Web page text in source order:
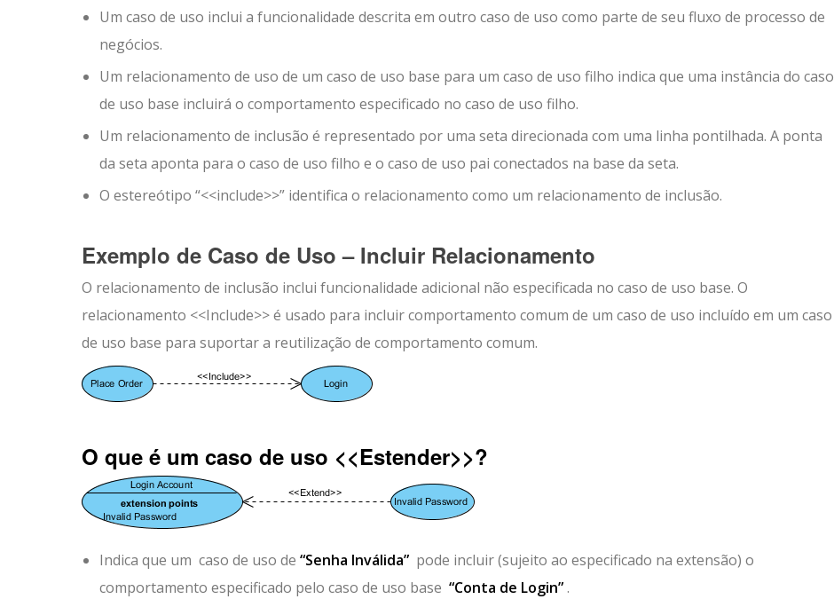
Um caso de uso inclui a funcionalidade descrita em outro caso de uso como parte de seu fluxo de processo de
negócios.
Um relacionamento de uso de um caso de uso base para um caso de uso filho indica que uma instância do caso
de uso base incluirá o comportamento especificado no caso de uso filho.
Um relacionamento de inclusão é representado por uma seta direcionada com uma linha pontilhada. A ponta
da seta aponta para o caso de uso filho e o caso de uso pai conectados na base da seta.
O estereótipo “<<include>>” identifica o relacionamento como um relacionamento de inclusão.
Exemplo de Caso de Uso – Incluir Relacionamento
O relacionamento de inclusão inclui funcionalidade adicional não especificada no caso de uso base. O
relacionamento <<Include>> é usado para incluir comportamento comum de um caso de uso incluído em um caso
de uso base para suportar a reutilização de comportamento comum.
O que é um caso de uso <<Estender>>?
Indica que um caso de uso de “Senha Inválida” pode incluir (sujeito ao especificado na extensão) o
comportamento especificado pelo caso de uso base “Conta de Login”.